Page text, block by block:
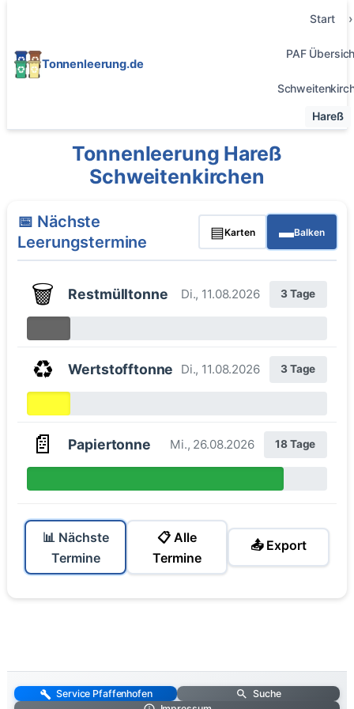
Tonnenleerung.de
Start
PAF
Hareß
Tonnenleerung Hareß
Schweitenkirchen
📅 Nächste
Leerungstermine
▤Karten ▬Balken
🗑️ Restmülltonne Di., 11.08.2026 3 Tage
♻️ Wertstofftonne Di., 11.08.2026 3 Tage
📄 Papiertonne Mi., 26.08.2026 18 Tage
📊 Nächste
Termine
📋 Alle
Termine
📤 Export
Service Pfaffenhofen
Suche